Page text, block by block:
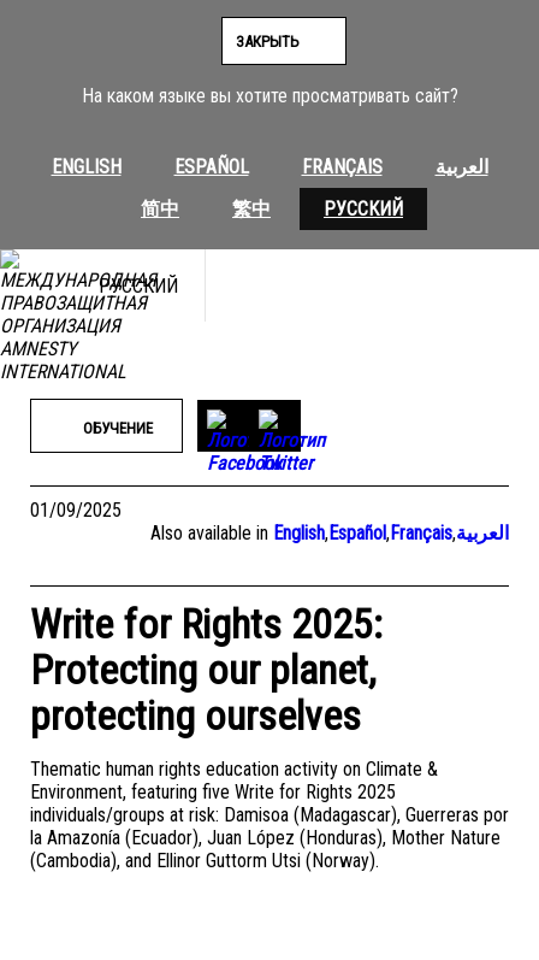
На каком языке вы хотите просматривать сайт?
ENGLISH ESPAÑOL FRANÇAIS
العربية
简中
繁中 РУССКИЙ
ЗАКРЫТЬ
РУССКИЙ
ОБУЧЕНИЕ
01/09/2025
Also available in English,Español,Français,العربية
Write for Rights 2025:
Protecting our planet,
protecting ourselves
Thematic human rights education activity on Climate &
Environment, featuring five Write for Rights 2025
individuals/groups at risk: Damisoa (Madagascar), Guerreras por
la Amazonía (Ecuador), Juan López (Honduras), Mother Nature
(Cambodia), and Ellinor Guttorm Utsi (Norway).